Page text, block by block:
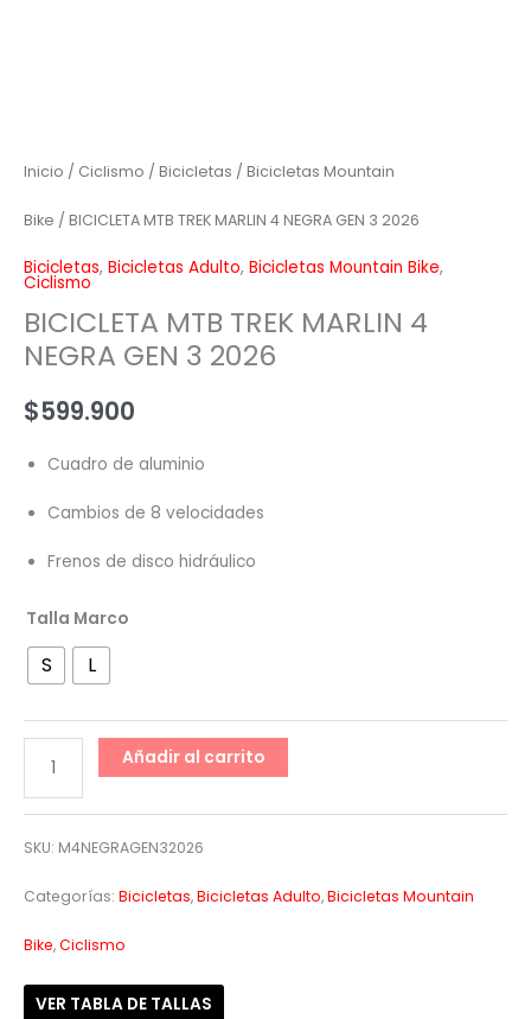
Inicio / Ciclismo / Bicicletas / Bicicletas Mountain
Bike / BICICLETA MTB TREK MARLIN 4 NEGRA GEN 3 2026
Bicicletas, Bicicletas Adulto, Bicicletas Mountain Bike,
Ciclismo
BICICLETA MTB TREK MARLIN 4
NEGRA GEN 3 2026
$599.900
Cuadro de aluminio
Cambios de 8 velocidades
Frenos de disco hidráulico
Talla Marco
S L
Añadir al carrito
SKU: M4NEGRAGEN32026
Categorías: Bicicletas,Bicicletas Adulto,Bicicletas Mountain
Bike,Ciclismo
VER TABLA DE TALLAS